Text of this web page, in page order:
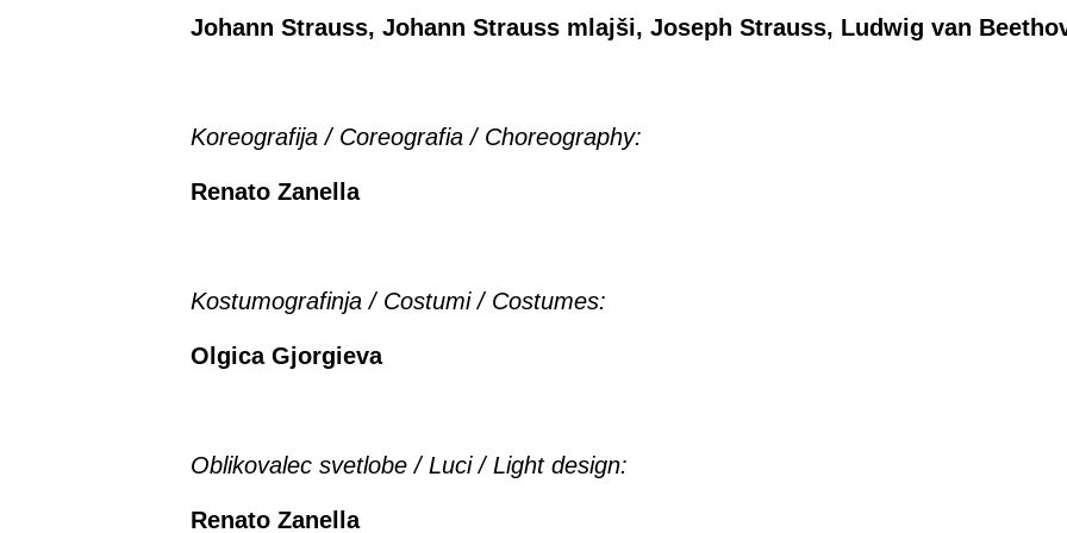
Johann Strauss, Johann Strauss mlajši, Joseph Strauss, Ludwig van
Koreografija / Coreografia / Choreography:
Renato Zanella
Kostumografinja / Costumi / Costumes:
Olgica Gjorgieva
Oblikovalec svetlobe / Luci / Light design:
Renato Zanella